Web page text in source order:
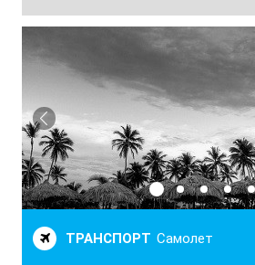
ТРАНСПОРТ Самолет